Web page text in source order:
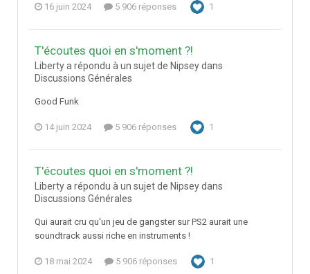
16 juin 2024 5 906 réponses 1
T'écoutes quoi en s'moment ?!
Liberty a répondu à un sujet de Nipsey dans
Discussions Générales
Good Funk
14 juin 2024 5 906 réponses 1
T'écoutes quoi en s'moment ?!
Liberty a répondu à un sujet de Nipsey dans
Discussions Générales
Qui aurait cru qu'un jeu de gangster sur PS2 aurait une
soundtrack aussi riche en instruments !
18 mai 2024 5 906 réponses 1